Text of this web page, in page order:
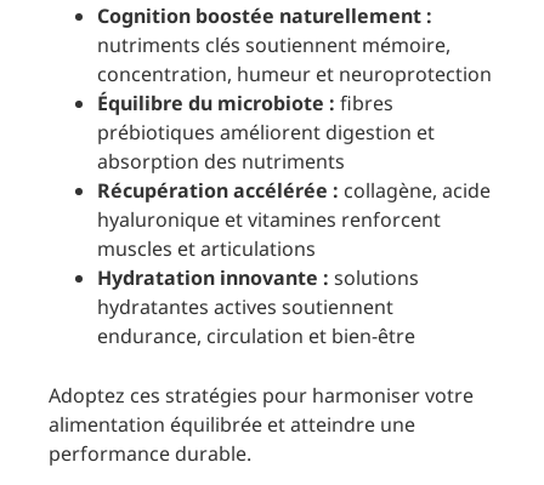
Cognition boostée naturellement :
nutriments clés soutiennent mémoire,
concentration, humeur et neuroprotection
Équilibre du microbiote : fibres
prébiotiques améliorent digestion et
absorption des nutriments
Récupération accélérée : collagène, acide
hyaluronique et vitamines renforcent
muscles et articulations
Hydratation innovante : solutions
hydratantes actives soutiennent
endurance, circulation et bien-être
Adoptez ces stratégies pour harmoniser votre
alimentation équilibrée et atteindre une
performance durable.